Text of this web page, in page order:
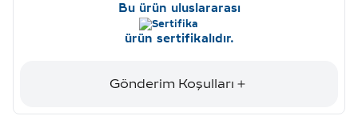
Bu ürün uluslararası
ürün sertifikalıdır.
Gönderim Koşulları